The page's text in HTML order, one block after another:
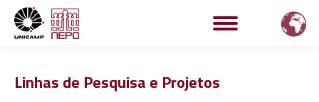
Linhas de Pesquisa e Projetos